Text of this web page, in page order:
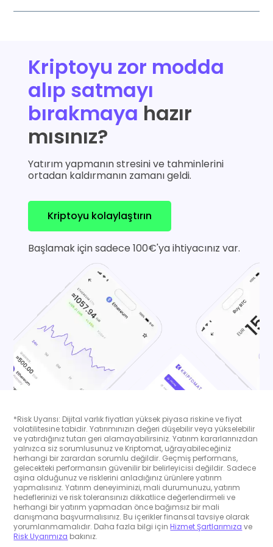
Kriptoyu zor modda
alıp satmayı
bırakmaya hazır
mısınız?
Yatırım yapmanın stresini ve tahminlerini
ortadan kaldırmanın zamanı geldi.
Kriptoyu kolaylaştırın
Başlamak için sadece 100€'ya ihtiyacınız var.
*Risk Uyarısı: Dijital varlık fiyatları yüksek piyasa riskine ve fiyat
volatilitesine tabidir. Yatırımınızın değeri düşebilir veya yükselebilir
ve yatırdığınız tutarı geri alamayabilirsiniz. Yatırım kararlarınızdan
yalnızca siz sorumlusunuz ve Kriptomat, uğrayabileceğiniz
herhangi bir zarardan sorumlu değildir. Geçmiş performans,
gelecekteki performansın güvenilir bir belirleyicisi değildir. Sadece
aşina olduğunuz ve risklerini anladığınız ürünlere yatırım
yapmalısınız. Yatırım deneyiminizi, mali durumunuzu, yatırım
hedeflerinizi ve risk toleransınızı dikkatlice değerlendirmeli ve
herhangi bir yatırım yapmadan önce bağımsız bir mali
danışmana başvurmalısınız. Bu içerikler finansal tavsiye olarak
yorumlanmamalıdır. Daha fazla bilgi içinHizmet Şartlarımıza ve
Risk Uyarımıza bakınız.